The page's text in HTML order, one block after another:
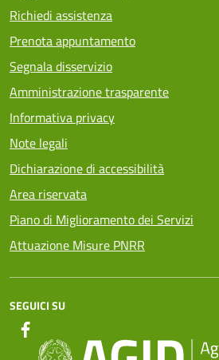
Richiedi assistenza
Prenota appuntamento
Segnala disservizio
Amministrazione trasparente
Informativa privacy
Note legali
Dichiarazione di accessibilità
Area riservata
Piano di Miglioramento dei Servizi
Attuazione Misure PNRR
SEGUICI SU